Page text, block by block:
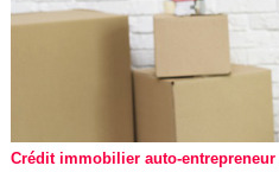
Crédit immobilier auto-